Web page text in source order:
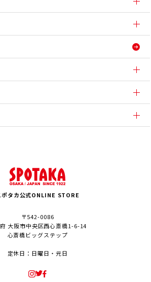
ポタカ公式ONLINE STORE
〒542-0086
大阪市中央区西心斎橋1-6-14
心斎橋ビッグステップ
定休日：日曜日・元日